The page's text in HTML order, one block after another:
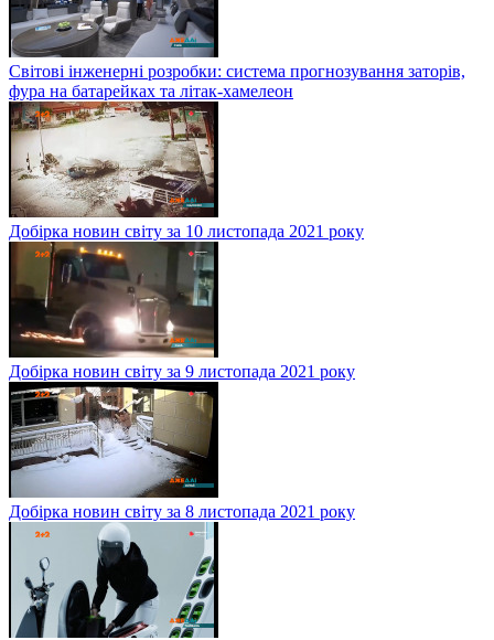
Світові інженерні розробки: система прогнозування заторів,
фура на батарейках та літак-хамелеон
Добірка новин світу за 10 листопада 2021 року
Добірка новин світу за 9 листопада 2021 року
Добірка новин світу за 8 листопада 2021 року